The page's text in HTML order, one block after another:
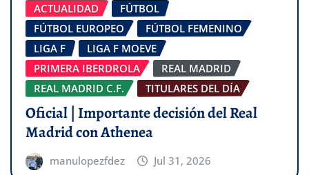
ACTUALIDAD
FÚTBOL
FÚTBOL EUROPEO
FÚTBOL FEMENINO
LIGA F
LIGA F MOEVE
PRIMERA IBERDROLA
REAL MADRID
REAL MADRID C.F.
TITULARES DEL DÍA
Oficial | Importante decisión del Real
Madrid con Athenea
manulopezfdez Jul 31, 2026